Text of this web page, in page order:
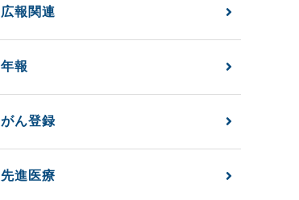
広報関連
年報
がん登録
先進医療